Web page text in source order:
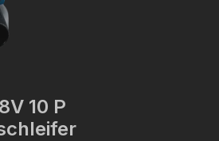
10 P